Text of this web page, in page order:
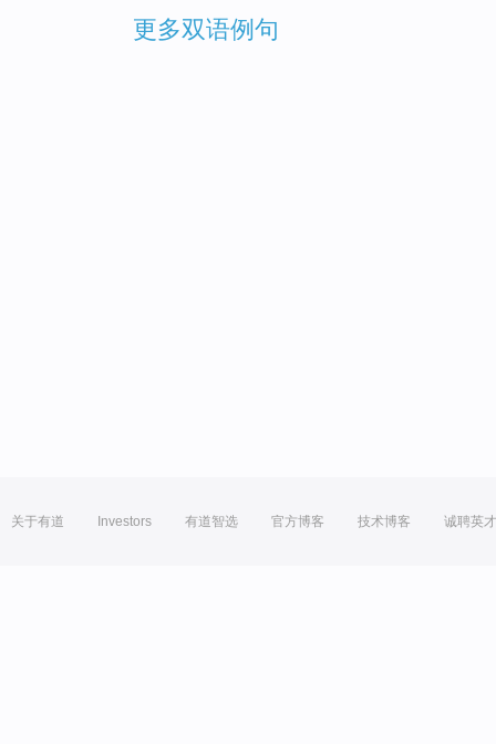
更多双语例句
关于有道 Investors 有道智选 官方博客 技术博客 诚聘英才